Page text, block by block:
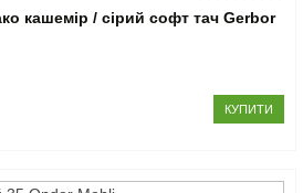
кашемір / сірий софт тач Gerbor
КУПИТИ